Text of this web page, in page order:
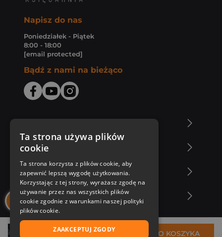
30,30 zł DO KOSZYKA
Napisz do nas
Poniedziałek - Piątek
8:00 - 18:00
[email protected]
Bądź z nami na bieżąco
Zakupy u nas
Nasza oferta
Nasi autorzy
Ta strona używa plików
cookie
Ta strona korzysta z plików cookie, aby
zapewnić lepszą wygodę użytkowania.
Korzystając z tej strony, wyrażasz zgodę na
używanie przez nas wszystkich plików
cookie zgodnie z warunkami naszej polityki
plików cookie.
ZAAKCEPTUJ ZGODY